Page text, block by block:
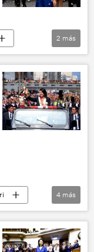
2 más
4 más